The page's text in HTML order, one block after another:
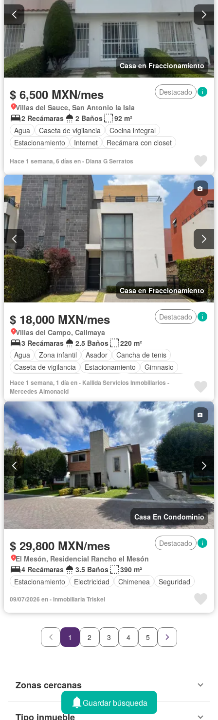
Casa en Fraccionamiento
$ 6,500 MXN/mes
Destacado
Villas del Sauce, San Antonio la Isla
2 Recámaras
2 Baños
92 m²
Agua
Caseta de vigilancia
Cocina integral
Estacionamiento
Internet
Recámara con closet
Hace 1 semana, 6 días en - Diana G Serratos
Casa en Fraccionamiento
$ 18,000 MXN/mes
Destacado
Villas del Campo, Calimaya
3 Recámaras
2.5 Baños
220 m²
Agua
Zona infantil Asador
Cancha de tenis
Caseta de vigilancia
Estacionamiento
Gimnasio
Recámara con closet
Seguridad
Vista panorámica
Zonas verdes
Permite mascotas
Hace 1 semana, 1 día en - Kallida Servicios Inmobiliarios -
Mercedes Almonacid
Casa En Condominio
$ 29,800 MXN/mes
Destacado
El Mesón, Residencial Rancho el Mesón
4 Recámaras
3.5 Baños
390 m²
Estacionamiento
Electricidad Chimenea Seguridad
09/07/2026 en - Inmobiliaria Triskel
1 2 3 4 5
Zonas cercanas
Tipo inmueble
Guardar búsqueda